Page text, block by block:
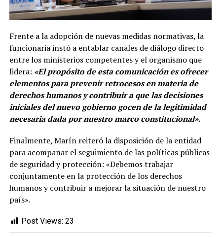
Frente a la adopción de nuevas medidas normativas, la
funcionaria instó a entablar canales de diálogo directo
entre los ministerios competentes y el organismo que
lidera: «El propósito de esta comunicación es ofrecer
elementos para prevenir retrocesos en materia de
derechos humanos y contribuir a que las decisiones
iniciales del nuevo gobierno gocen de la legitimidad
necesaria dada por nuestro marco constitucional».
Finalmente, Marín reiteró la disposición de la entidad
para acompañar el seguimiento de las políticas públicas
de seguridad y protección: «Debemos trabajar
conjuntamente en la protección de los derechos
humanos y contribuir a mejorar la situación de nuestro
país».
Post Views: 23